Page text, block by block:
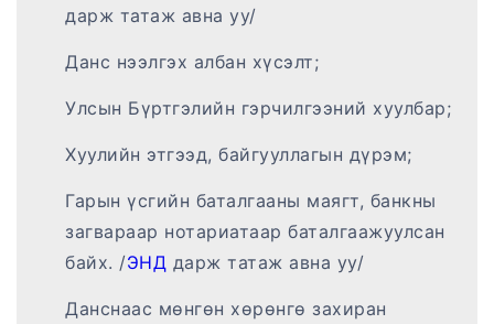
дарж татаж авна уу/
Данс нээлгэх албан хүсэлт;
Улсын Бүртгэлийн гэрчилгээний хуулбар;
Хуулийн этгээд, байгууллагын дүрэм;
Гарын үсгийн баталгааны маягт, банкны
загвараар нотариатаар баталгаажуулсан
байх. /ЭНД дарж татаж авна уу/
Данснаас мөнгөн хөрөнгө захиран